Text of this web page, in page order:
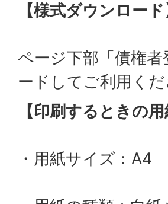
【様式ダウンロード
ページ下部「債権
ードしてご利用くだ
【印刷するときの用
・用紙サイズ：A4